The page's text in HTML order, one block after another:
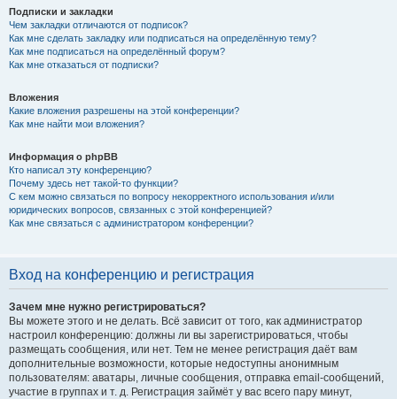
Подписки и закладки
Чем закладки отличаются от подписок?
Как мне сделать закладку или подписаться на определённую тему?
Как мне подписаться на определённый форум?
Как мне отказаться от подписки?
Вложения
Какие вложения разрешены на этой конференции?
Как мне найти мои вложения?
Информация о phpBB
Кто написал эту конференцию?
Почему здесь нет такой-то функции?
С кем можно связаться по вопросу некорректного использования и/или
юридических вопросов, связанных с этой конференцией?
Как мне связаться с администратором конференции?
Вход на конференцию и регистрация
Зачем мне нужно регистрироваться?
Вы можете этого и не делать. Всё зависит от того, как администратор
настроил конференцию: должны ли вы зарегистрироваться, чтобы
размещать сообщения, или нет. Тем не менее регистрация даёт вам
дополнительные возможности, которые недоступны анонимным
пользователям: аватары, личные сообщения, отправка email-сообщений,
участие в группах и т. д. Регистрация займёт у вас всего пару минут,